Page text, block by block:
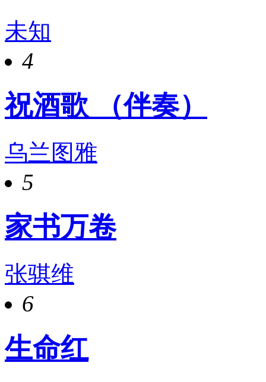
未知
4
祝酒歌 （伴奏）
乌兰图雅
5
家书万卷
张骐维
6
生命红